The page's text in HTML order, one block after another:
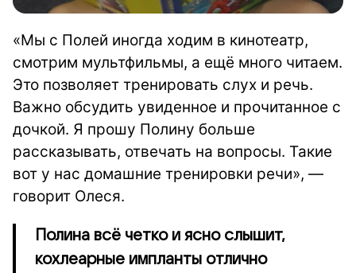
«Мы с Полей иногда ходим в кинотеатр,
смотрим мультфильмы, а ещё много читаем.
Это позволяет тренировать слух и речь.
Важно обсудить увиденное и прочитанное с
дочкой. Я прошу Полину больше
рассказывать, отвечать на вопросы. Такие
вот у нас домашние тренировки речи», —
говорит Олеся.
Полина всё четко и ясно слышит,
кохлеарные импланты отлично